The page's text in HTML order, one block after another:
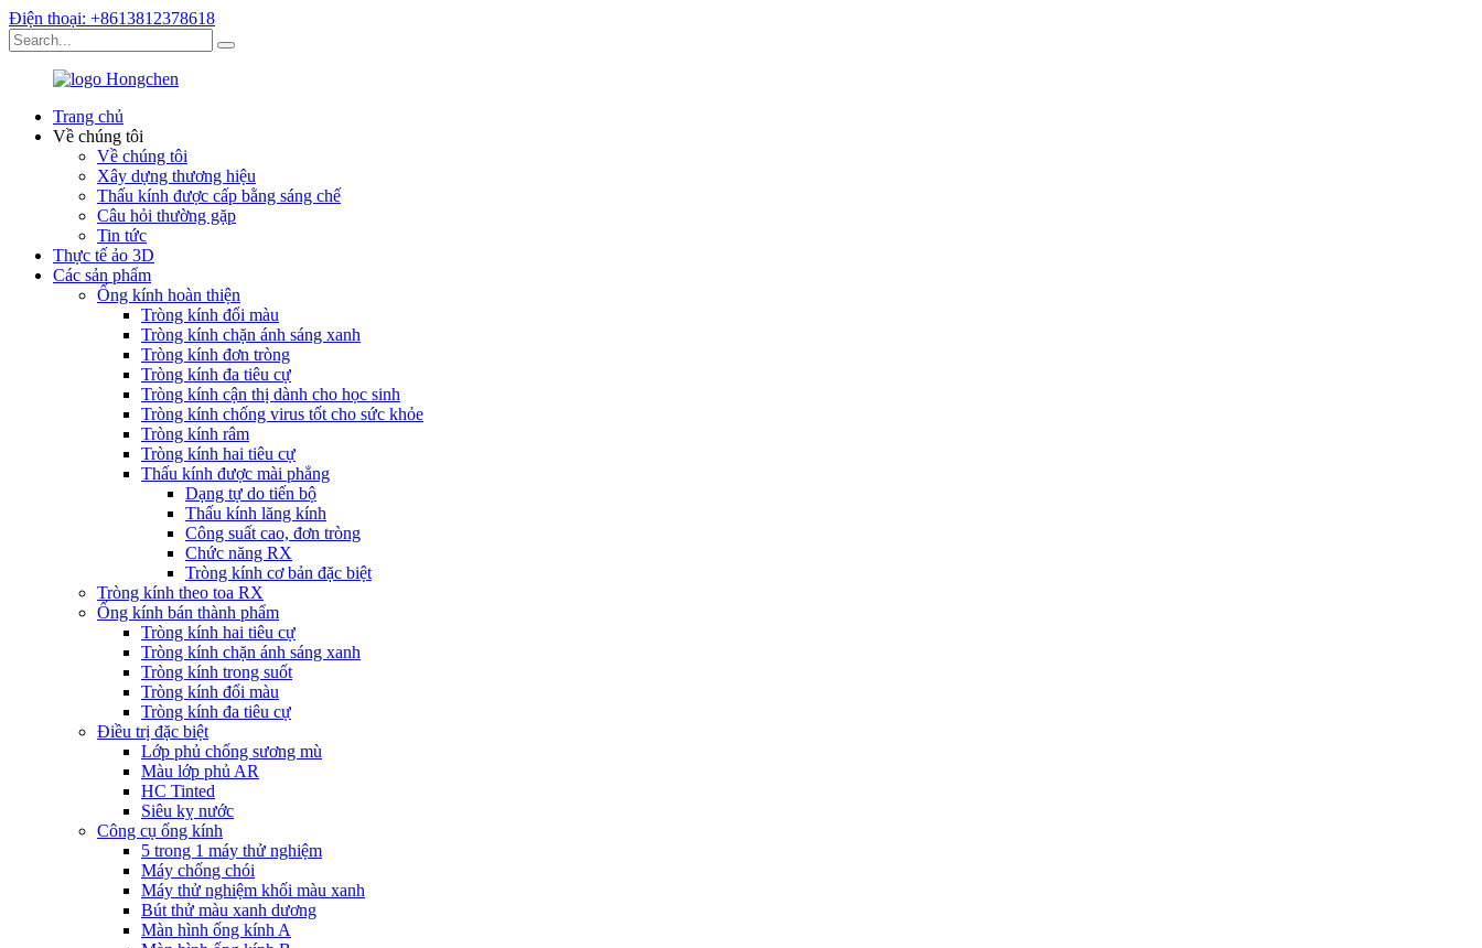
Điện thoại: +8613812378618
Trang chủ
Về chúng tôi
Về chúng tôi
Xây dựng thương hiệu
Thấu kính được cấp bằng sáng chế
Câu hỏi thường gặp
Tin tức
Thực tế ảo 3D
Các sản phẩm
Ống kính hoàn thiện
Tròng kính đổi màu
Tròng kính chặn ánh sáng xanh
Tròng kính đơn tròng
Tròng kính đa tiêu cự
Tròng kính cận thị dành cho học sinh
Tròng kính chống virus tốt cho sức khỏe
Tròng kính râm
Tròng kính hai tiêu cự
Thấu kính được mài phẳng
Dạng tự do tiến bộ
Thấu kính lăng kính
Công suất cao, đơn tròng
Chức năng RX
Tròng kính cơ bản đặc biệt
Tròng kính theo toa RX
Ống kính bán thành phẩm
Tròng kính hai tiêu cự
Tròng kính chặn ánh sáng xanh
Tròng kính trong suốt
Tròng kính đổi màu
Tròng kính đa tiêu cự
Điều trị đặc biệt
Lớp phủ chống sương mù
Màu lớp phủ AR
HC Tinted
Siêu kỵ nước
Công cụ ống kính
5 trong 1 máy thử nghiệm
Máy chống chói
Máy thử nghiệm khối màu xanh
Bút thử màu xanh dương
Màn hình ống kính A